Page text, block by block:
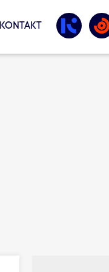
KONTAKT